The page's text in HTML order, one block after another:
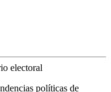
electoral
políticas de